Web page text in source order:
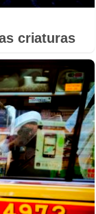
criaturas